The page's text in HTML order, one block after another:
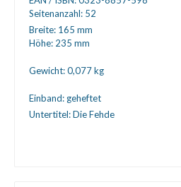
Seitenanzahl: 52
Breite: 165 mm
Höhe: 235 mm
Gewicht:0,077 kg
Einband: geheftet
Untertitel:Die Fehde